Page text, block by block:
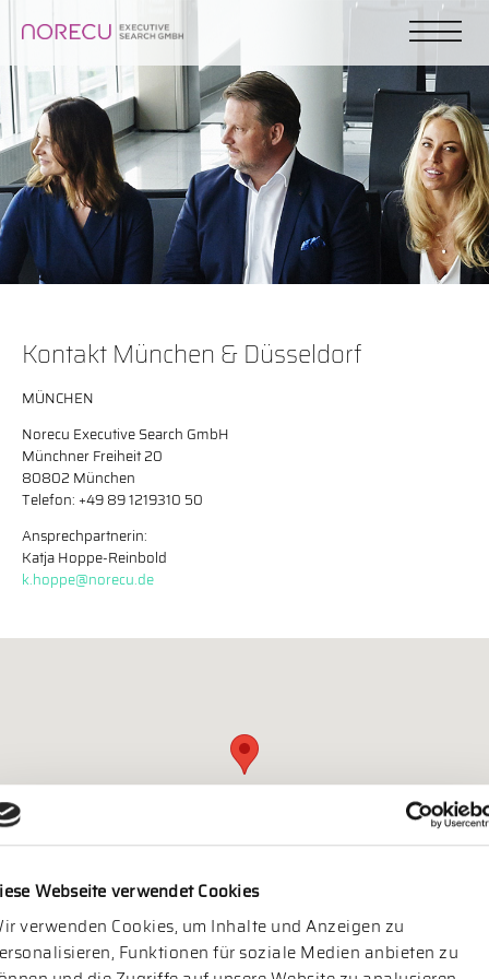
Webseite verwendet Cookies
verwenden Cookies, um Inhalte und Anzeigen zu
Funktionen für soziale Medien anbieten zu
Kontakt München & Düsseldorf
MÜNCHEN
Norecu Executive Search GmbH
Münchner Freiheit 20
80802 München
Telefon: +49 89 1219310 50
Ansprechpartnerin:
Katja Hoppe-Reinbold
k.hoppe@norecu.de
Größere Karte und Route